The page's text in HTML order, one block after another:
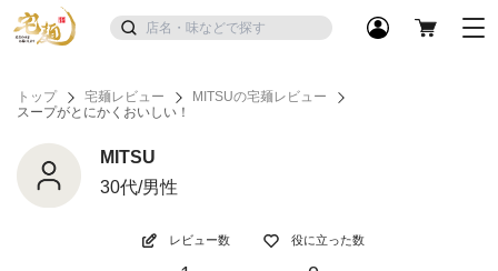
トップ 宅麺レビュー
MITSUの宅麺レビュー
スープがとにかくおいしい！
MITSU
30代/男性
レビュー数 役に立った数